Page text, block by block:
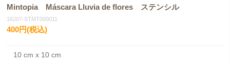
Mintopia Máscara Lluvia de flores ステンシル
16207-STMT000011
400円(税込)
10 cm x 10 cm